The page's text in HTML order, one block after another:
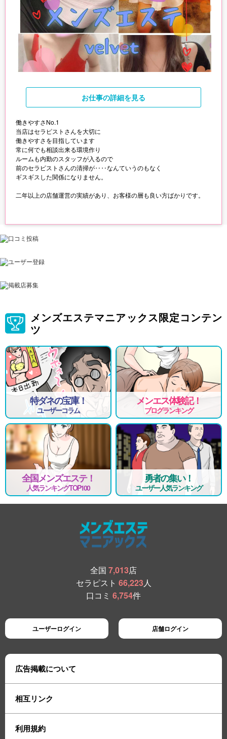
お仕事の詳細を見る
働きやすさNo.1
当店はセラピストさんを大切に
働きやすさを目指しています
常に何でも相談出来る環境作り
ルームも内勤のスタッフが入るので
前のセラピストさんの清掃が‥‥なんていうのもなく
ギスギスした関係になりません。
二年以上の店舗運営の実績があり、お客様の層も良い方ばかりです。
メンズエステマニアックス限定コンテン
ツ
特ダネの宝庫！
ユーザーコラム
メンエス体験記！
ブログランキング
全国メンズエステ！
人気ランキングTOP100
勇者の集い！
ユーザー人気ランキング
全国 7,013店
セラピスト 66,223人
口コミ 6,754件
ユーザーログイン 店舗ログイン
広告掲載について
相互リンク
利用規約